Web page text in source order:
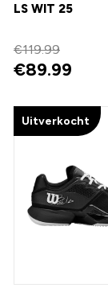
LS WIT 25
€119.99
€89.99
Uitverkocht